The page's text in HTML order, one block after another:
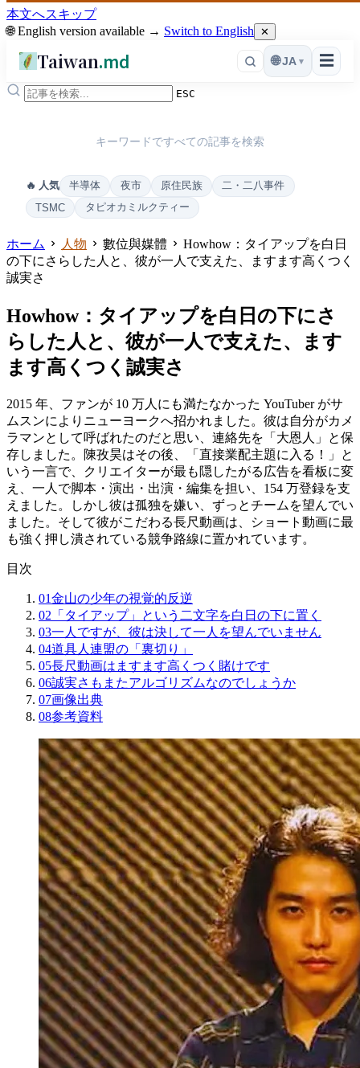
本文へスキップ
🌐 English version available → Switch to English ✕
Taiwan.md ☰
🌐 JA ▾
ESC
キーワードですべての記事を検索
🔥 人気 半導体 夜市 原住民族
二・二八事件
TSMC
タピオカミルクティー
ホーム 人物 數位與媒體
Howhow：タイアップを白日
の下にさらした人と、彼が一人で支えた、ますます高くつく
誠実さ
Howhow：タイアップを白日の下にさ
らした人と、彼が一人で支えた、ます
ます高くつく誠実さ
2015 年、ファンが 10 万人にも満たなかった YouTuber がサ
ムスンによりニューヨークへ招かれました。彼は自分がカメ
ラマンとして呼ばれたのだと思い、連絡先を「大恩人」と保
存しました。陳孜昊はその後、「直接業配主題に入る！」と
いう一言で、クリエイターが最も隠したがる広告を看板に変
え、一人で脚本・演出・出演・編集を担い、154 万登録を支
えました。しかし彼は孤独を嫌い、ずっとチームを望んでい
ました。そして彼がこだわる長尺動画は、ショート動画に最
も強く押し潰されている競争路線に置かれています。
目次
01金山の少年の視覚的反逆
02 「タイアップ」という二文字を白日の下に置く
03一人ですが、彼は決して一人を望んでいません
04道具人連盟の「裏切り」
05長尺動画はますます高くつく賭けです
06誠実さもまたアルゴリズムなのでしょうか
07画像出典
08参考資料